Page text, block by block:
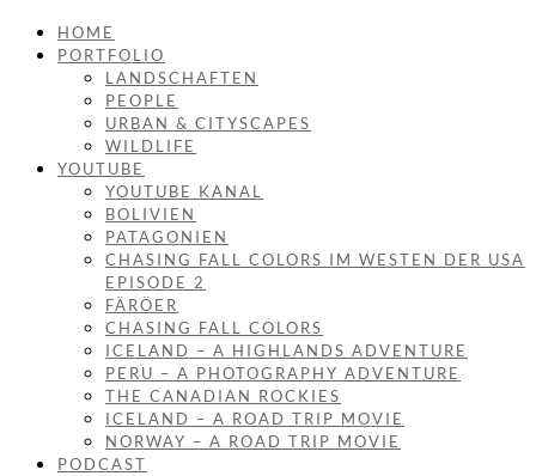
HOME
PORTFOLIO
LANDSCHAFTEN
PEOPLE
URBAN & CITYSCAPES
WILDLIFE
YOUTUBE
YOUTUBE KANAL
BOLIVIEN
PATAGONIEN
CHASING FALL COLORS IM WESTEN DER USA
EPISODE 2
FÄRÖER
CHASING FALL COLORS
ICELAND – A HIGHLANDS ADVENTURE
PERU – A PHOTOGRAPHY ADVENTURE
THE CANADIAN ROCKIES
ICELAND – A ROAD TRIP MOVIE
NORWAY – A ROAD TRIP MOVIE
PODCAST